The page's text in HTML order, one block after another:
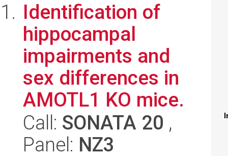
Identification of
hippocampal
impairments and
sex differences in
AMOTL1 KO mice.
Call: SONATA 20 ,
Panel: NZ3